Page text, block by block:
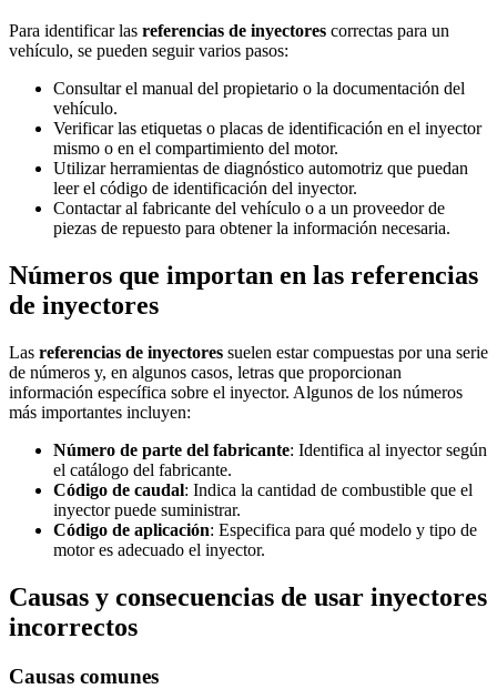
Para identificar las referencias de inyectores correctas para un
vehículo, se pueden seguir varios pasos:
Consultar el manual del propietario o la documentación del
vehículo.
Verificar las etiquetas o placas de identificación en el inyector
mismo o en el compartimiento del motor.
Utilizar herramientas de diagnóstico automotriz que puedan
leer el código de identificación del inyector.
Contactar al fabricante del vehículo o a un proveedor de
piezas de repuesto para obtener la información necesaria.
Números que importan en las referencias
de inyectores
Las referencias de inyectores suelen estar compuestas por una serie
de números y, en algunos casos, letras que proporcionan
información específica sobre el inyector. Algunos de los números
más importantes incluyen:
Número de parte del fabricante: Identifica al inyector según
el catálogo del fabricante.
Código de caudal: Indica la cantidad de combustible que el
inyector puede suministrar.
Código de aplicación: Especifica para qué modelo y tipo de
motor es adecuado el inyector.
Causas y consecuencias de usar inyectores
incorrectos
Causas comunes